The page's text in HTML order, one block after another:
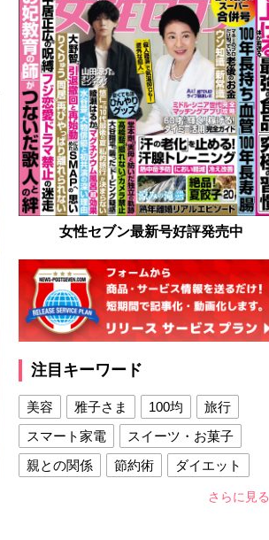
女性セブン最新号好評発売中
注目キーワード
美容 雅子さま 100均
旅行
スマート家電
スイーツ・お菓子
親との関係
節約術
ダイエット
さらに見る